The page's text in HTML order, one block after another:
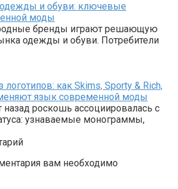
и обуви: ключевые
моды
бренды играют решающую
одежды и обуви. Потребители
как Skims, Sporty & Rich,
язык современной моды
назад роскошь ассоциировалась с
узнаваемые монограммы,
вам необходимо